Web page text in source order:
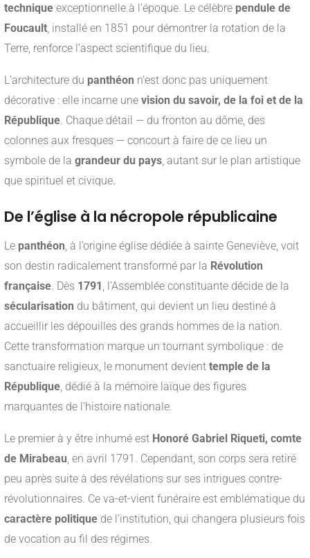
technique exceptionnelle à l’époque. Le célèbre pendule de
Foucault , installé en 1851 pour démontrer la rotation de la
Terre, renforce l’aspect scientifique du lieu.
L’architecture du panthéon n’est donc pas uniquement
décorative : elle incarne une vision du savoir, de la foi et de la
République . Chaque détail — du fronton au dôme, des
colonnes aux fresques — concourt à faire de ce lieu un
symbole de la grandeur du pays , autant sur le plan artistique
que spirituel et civique.
De l’église à la nécropole républicaine
Le panthéon , à l’origine église dédiée à sainte Geneviève, voit
son destin radicalement transformé par la Révolution
française . Dès 1791 , l’Assemblée constituante décide de la
sécularisation du bâtiment, qui devient un lieu destiné à
accueillir les dépouilles des grands hommes de la nation.
Cette transformation marque un tournant symbolique : de
sanctuaire religieux, le monument devient temple de la
République , dédié à la mémoire laïque des figures
marquantes de l’histoire nationale.
Le premier à y être inhumé est Honoré Gabriel Riqueti, comte
de Mirabeau , en avril 1791. Cependant, son corps sera retiré
peu après suite à des révélations sur ses intrigues contre-
révolutionnaires. Ce va-et-vient funéraire est emblématique du
caractère politique de l’institution, qui changera plusieurs fois
de vocation au fil des régimes.